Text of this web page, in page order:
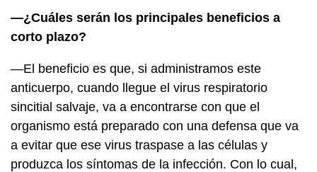
—¿Cuáles serán los principales beneficios a
corto plazo?
—El beneficio es que, si administramos este
anticuerpo, cuando llegue el virus respiratorio
sincitial salvaje, va a encontrarse con que el
organismo está preparado con una defensa que va
a evitar que ese virus traspase a las células y
produzca los síntomas de la infección. Con lo cual,